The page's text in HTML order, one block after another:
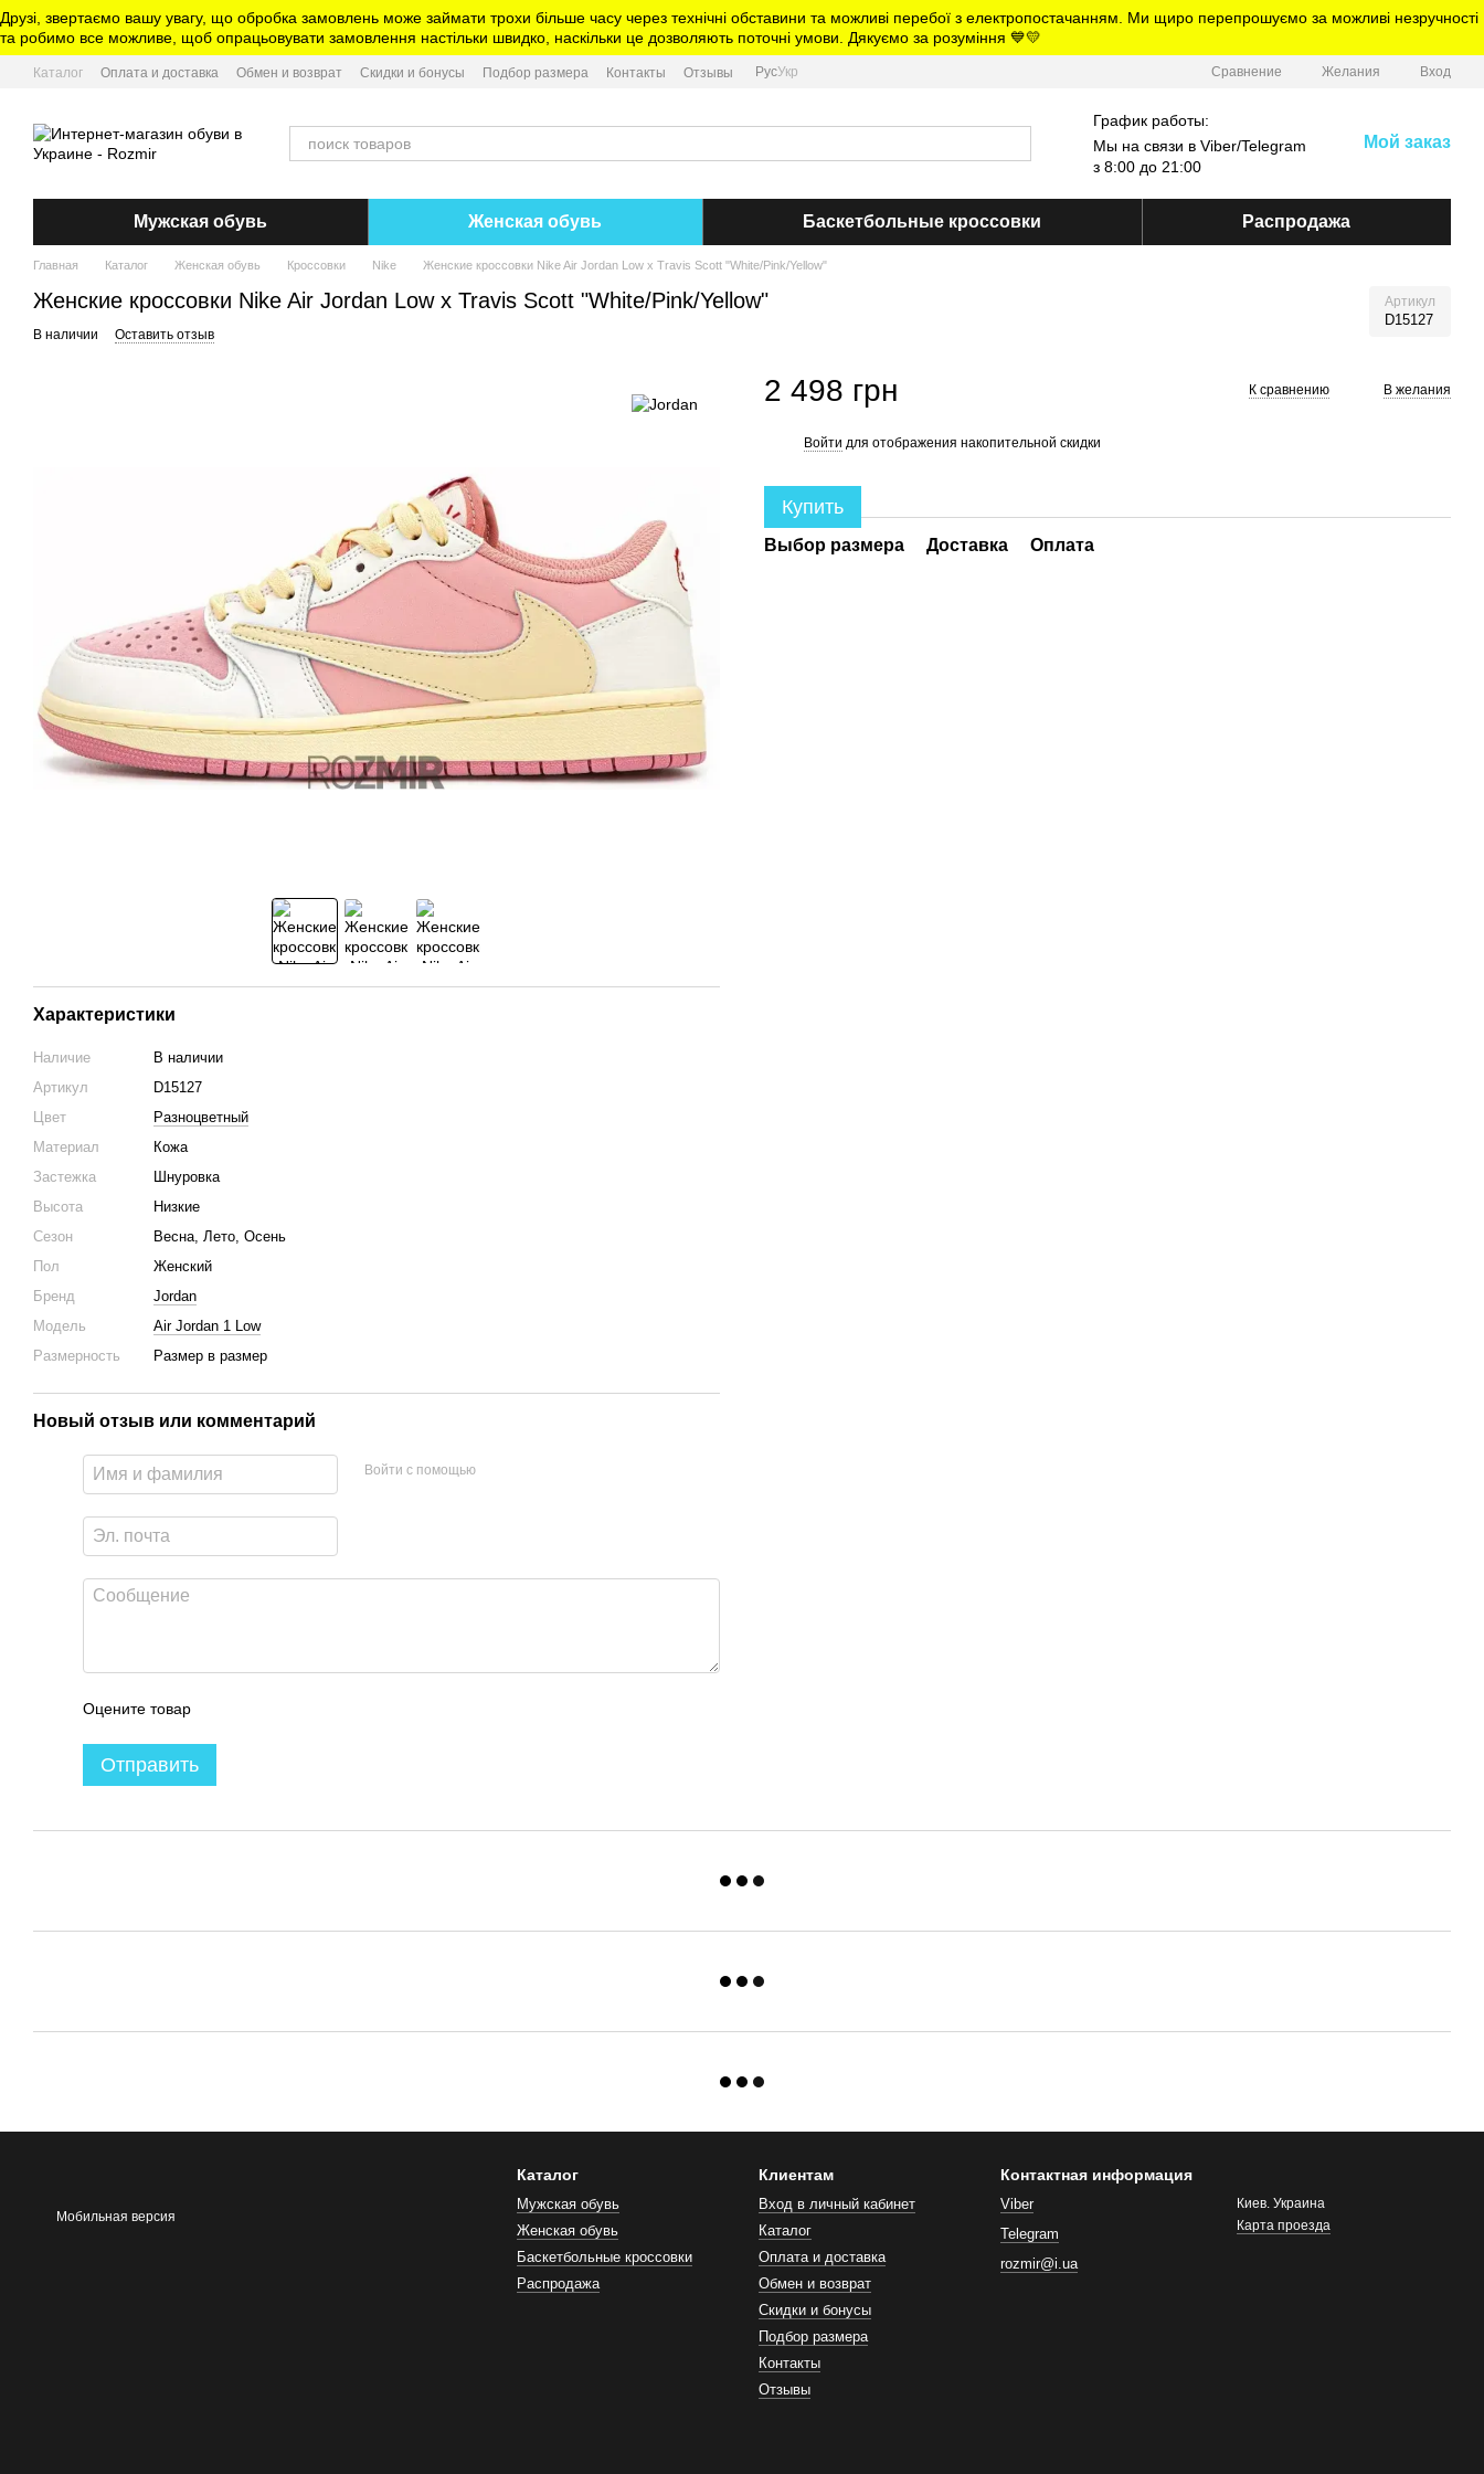
Перейти к основному контенту
Друзі, звертаємо вашу увагу, що обробка замовлень може займати трохи більше часу через технічні обставини та можливі перебої з електропостачанням. Ми щиро перепрошуємо за можливі незручності
та робимо все можливе, щоб опрацьовувати замовлення настільки швидко, наскільки це дозволяють поточні умови. Дякуємо за розуміння 💙💛
Каталог Оплата и доставка Обмен и возврат Скидки и бонусы Подбор размера Контакты Отзывы РусУкр Сравнение Желания Вход
График работы:
Мы на связи в Viber/Telegram
з 8:00 до 21:00
Мой заказ
Мужская обувь Женская обувь Баскетбольные кроссовки Распродажа
Главная Каталог Женская обувь Кроссовки Nike Женские кроссовки Nike Air Jordan Low x Travis Scott "White/Pink/Yellow"
Женские кроссовки Nike Air Jordan Low x Travis Scott "White/Pink/Yellow" Артикул
D15127
В наличии Оставить отзыв
Характеристики
Наличие
В наличии
Артикул
D15127
Цвет
Разноцветный
Материал
Кожа
Застежка
Шнуровка
Высота
Низкие
Сезон
Весна, Лето, Осень
Пол
Женский
Бренд
Jordan
Модель
Air Jordan 1 Low
Размерность
Размер в размер
Новый отзыв или комментарий
Войти с помощью
Оцените товар
Отправить
2 498 грн К сравнению В желания
Войти для отображения накопительной скидки
Купить
Выбор размера Доставка Оплата
Мобильная версия
Каталог
Мужская обувь
Женская обувь
Баскетбольные кроссовки
Распродажа
Клиентам
Вход в личный кабинет
Каталог
Оплата и доставка
Обмен и возврат
Скидки и бонусы
Подбор размера
Контакты
Отзывы
Контактная информация
Viber
Telegram
rozmir@i.ua
Киев. Украина
Карта проезда